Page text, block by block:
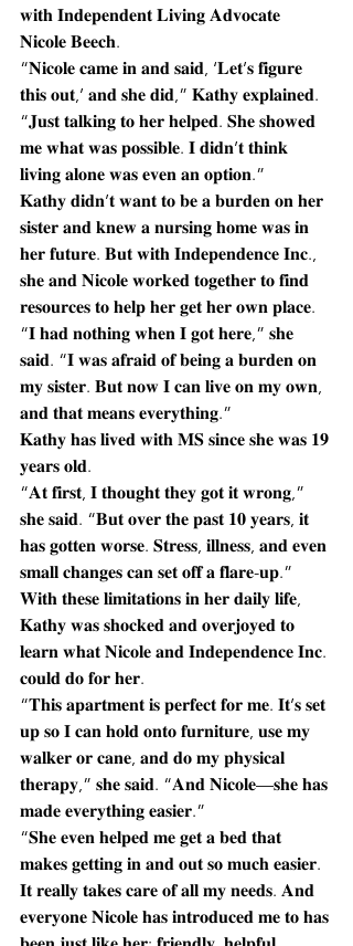
𝐰𝐢𝐭𝐡 𝐈𝐧𝐝𝐞𝐩𝐞𝐧𝐝𝐞𝐧𝐭 𝐋𝐢𝐯𝐢𝐧𝐠 𝐀𝐝𝐯𝐨𝐜𝐚𝐭𝐞
𝐍𝐢𝐜𝐨𝐥𝐞 𝐁𝐞𝐞𝐜𝐡.
“𝐍𝐢𝐜𝐨𝐥𝐞 𝐜𝐚𝐦𝐞 𝐢𝐧 𝐚𝐧𝐝 𝐬𝐚𝐢𝐝, ‘𝐋𝐞𝐭’𝐬 𝐟𝐢𝐠𝐮𝐫𝐞
𝐭𝐡𝐢𝐬 𝐨𝐮𝐭,’ 𝐚𝐧𝐝 𝐬𝐡𝐞 𝐝𝐢𝐝,” 𝐊𝐚𝐭𝐡𝐲 𝐞𝐱𝐩𝐥𝐚𝐢𝐧𝐞𝐝.
“𝐉𝐮𝐬𝐭 𝐭𝐚𝐥𝐤𝐢𝐧𝐠 𝐭𝐨 𝐡𝐞𝐫 𝐡𝐞𝐥𝐩𝐞𝐝. 𝐒𝐡𝐞 𝐬𝐡𝐨𝐰𝐞𝐝
𝐦𝐞 𝐰𝐡𝐚𝐭 𝐰𝐚𝐬 𝐩𝐨𝐬𝐬𝐢𝐛𝐥𝐞. 𝐈 𝐝𝐢𝐝𝐧’𝐭 𝐭𝐡𝐢𝐧𝐤
𝐥𝐢𝐯𝐢𝐧𝐠 𝐚𝐥𝐨𝐧𝐞 𝐰𝐚𝐬 𝐞𝐯𝐞𝐧 𝐚𝐧 𝐨𝐩𝐭𝐢𝐨𝐧.”
𝐊𝐚𝐭𝐡𝐲 𝐝𝐢𝐝𝐧’𝐭 𝐰𝐚𝐧𝐭 𝐭𝐨 𝐛𝐞 𝐚 𝐛𝐮𝐫𝐝𝐞𝐧 𝐨𝐧 𝐡𝐞𝐫
𝐬𝐢𝐬𝐭𝐞𝐫 𝐚𝐧𝐝 𝐤𝐧𝐞𝐰 𝐚 𝐧𝐮𝐫𝐬𝐢𝐧𝐠 𝐡𝐨𝐦𝐞 𝐰𝐚𝐬 𝐢𝐧
𝐡𝐞𝐫 𝐟𝐮𝐭𝐮𝐫𝐞. 𝐁𝐮𝐭 𝐰𝐢𝐭𝐡 𝐈𝐧𝐝𝐞𝐩𝐞𝐧𝐝𝐞𝐧𝐜𝐞 𝐈𝐧𝐜.,
𝐬𝐡𝐞 𝐚𝐧𝐝 𝐍𝐢𝐜𝐨𝐥𝐞 𝐰𝐨𝐫𝐤𝐞𝐝 𝐭𝐨𝐠𝐞𝐭𝐡𝐞𝐫 𝐭𝐨 𝐟𝐢𝐧𝐝
𝐫𝐞𝐬𝐨𝐮𝐫𝐜𝐞𝐬 𝐭𝐨 𝐡𝐞𝐥𝐩 𝐡𝐞𝐫 𝐠𝐞𝐭 𝐡𝐞𝐫 𝐨𝐰𝐧 𝐩𝐥𝐚𝐜𝐞.
“𝐈 𝐡𝐚𝐝 𝐧𝐨𝐭𝐡𝐢𝐧𝐠 𝐰𝐡𝐞𝐧 𝐈 𝐠𝐨𝐭 𝐡𝐞𝐫𝐞,” 𝐬𝐡𝐞
𝐬𝐚𝐢𝐝. “𝐈 𝐰𝐚𝐬 𝐚𝐟𝐫𝐚𝐢𝐝 𝐨𝐟 𝐛𝐞𝐢𝐧𝐠 𝐚 𝐛𝐮𝐫𝐝𝐞𝐧 𝐨𝐧
𝐦𝐲 𝐬𝐢𝐬𝐭𝐞𝐫. 𝐁𝐮𝐭 𝐧𝐨𝐰 𝐈 𝐜𝐚𝐧 𝐥𝐢𝐯𝐞 𝐨𝐧 𝐦𝐲 𝐨𝐰𝐧,
𝐚𝐧𝐝 𝐭𝐡𝐚𝐭 𝐦𝐞𝐚𝐧𝐬 𝐞𝐯𝐞𝐫𝐲𝐭𝐡𝐢𝐧𝐠.”
𝐊𝐚𝐭𝐡𝐲 𝐡𝐚𝐬 𝐥𝐢𝐯𝐞𝐝 𝐰𝐢𝐭𝐡 𝐌𝐒 𝐬𝐢𝐧𝐜𝐞 𝐬𝐡𝐞 𝐰𝐚𝐬 𝟏𝟗
𝐲𝐞𝐚𝐫𝐬 𝐨𝐥𝐝.
“𝐀𝐭 𝐟𝐢𝐫𝐬𝐭, 𝐈 𝐭𝐡𝐨𝐮𝐠𝐡𝐭 𝐭𝐡𝐞𝐲 𝐠𝐨𝐭 𝐢𝐭 𝐰𝐫𝐨𝐧𝐠,”
𝐬𝐡𝐞 𝐬𝐚𝐢𝐝. “𝐁𝐮𝐭 𝐨𝐯𝐞𝐫 𝐭𝐡𝐞 𝐩𝐚𝐬𝐭 𝟏𝟎 𝐲𝐞𝐚𝐫𝐬, 𝐢𝐭
𝐡𝐚𝐬 𝐠𝐨𝐭𝐭𝐞𝐧 𝐰𝐨𝐫𝐬𝐞. 𝐒𝐭𝐫𝐞𝐬𝐬, 𝐢𝐥𝐥𝐧𝐞𝐬𝐬, 𝐚𝐧𝐝 𝐞𝐯𝐞𝐧
𝐬𝐦𝐚𝐥𝐥 𝐜𝐡𝐚𝐧𝐠𝐞𝐬 𝐜𝐚𝐧 𝐬𝐞𝐭 𝐨𝐟𝐟 𝐚 𝐟𝐥𝐚𝐫𝐞-𝐮𝐩.”
𝐖𝐢𝐭𝐡 𝐭𝐡𝐞𝐬𝐞 𝐥𝐢𝐦𝐢𝐭𝐚𝐭𝐢𝐨𝐧𝐬 𝐢𝐧 𝐡𝐞𝐫 𝐝𝐚𝐢𝐥𝐲 𝐥𝐢𝐟𝐞,
𝐊𝐚𝐭𝐡𝐲 𝐰𝐚𝐬 𝐬𝐡𝐨𝐜𝐤𝐞𝐝 𝐚𝐧𝐝 𝐨𝐯𝐞𝐫𝐣𝐨𝐲𝐞𝐝 𝐭𝐨
𝐥𝐞𝐚𝐫𝐧 𝐰𝐡𝐚𝐭 𝐍𝐢𝐜𝐨𝐥𝐞 𝐚𝐧𝐝 𝐈𝐧𝐝𝐞𝐩𝐞𝐧𝐝𝐞𝐧𝐜𝐞 𝐈𝐧𝐜.
𝐜𝐨𝐮𝐥𝐝 𝐝𝐨 𝐟𝐨𝐫 𝐡𝐞𝐫.
“𝐓𝐡𝐢𝐬 𝐚𝐩𝐚𝐫𝐭𝐦𝐞𝐧𝐭 𝐢𝐬 𝐩𝐞𝐫𝐟𝐞𝐜𝐭 𝐟𝐨𝐫 𝐦𝐞. 𝐈𝐭’𝐬 𝐬𝐞𝐭
𝐮𝐩 𝐬𝐨 𝐈 𝐜𝐚𝐧 𝐡𝐨𝐥𝐝 𝐨𝐧𝐭𝐨 𝐟𝐮𝐫𝐧𝐢𝐭𝐮𝐫𝐞, 𝐮𝐬𝐞 𝐦𝐲
𝐰𝐚𝐥𝐤𝐞𝐫 𝐨𝐫 𝐜𝐚𝐧𝐞, 𝐚𝐧𝐝 𝐝𝐨 𝐦𝐲 𝐩𝐡𝐲𝐬𝐢𝐜𝐚𝐥
𝐭𝐡𝐞𝐫𝐚𝐩𝐲,” 𝐬𝐡𝐞 𝐬𝐚𝐢𝐝. “𝐀𝐧𝐝 𝐍𝐢𝐜𝐨𝐥𝐞—𝐬𝐡𝐞 𝐡𝐚𝐬
𝐦𝐚𝐝𝐞 𝐞𝐯𝐞𝐫𝐲𝐭𝐡𝐢𝐧𝐠 𝐞𝐚𝐬𝐢𝐞𝐫.”
“𝐒𝐡𝐞 𝐞𝐯𝐞𝐧 𝐡𝐞𝐥𝐩𝐞𝐝 𝐦𝐞 𝐠𝐞𝐭 𝐚 𝐛𝐞𝐝 𝐭𝐡𝐚𝐭
𝐦𝐚𝐤𝐞𝐬 𝐠𝐞𝐭𝐭𝐢𝐧𝐠 𝐢𝐧 𝐚𝐧𝐝 𝐨𝐮𝐭 𝐬𝐨 𝐦𝐮𝐜𝐡 𝐞𝐚𝐬𝐢𝐞𝐫.
𝐈𝐭 𝐫𝐞𝐚𝐥𝐥𝐲 𝐭𝐚𝐤𝐞𝐬 𝐜𝐚𝐫𝐞 𝐨𝐟 𝐚𝐥𝐥 𝐦𝐲 𝐧𝐞𝐞𝐝𝐬. 𝐀𝐧𝐝
𝐞𝐯𝐞𝐫𝐲𝐨𝐧𝐞 𝐍𝐢𝐜𝐨𝐥𝐞 𝐡𝐚𝐬 𝐢𝐧𝐭𝐫𝐨𝐝𝐮𝐜𝐞𝐝 𝐦𝐞 𝐭𝐨 𝐡𝐚𝐬